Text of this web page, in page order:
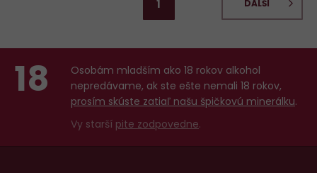
1 DALŠÍ
18
Osobám mladším ako 18 rokov alkohol
nepredávame, ak ste ešte nemali 18 rokov,
prosím skúste zatiaľ našu špičkovú minerálku.
Vy starší pite zodpovedne.